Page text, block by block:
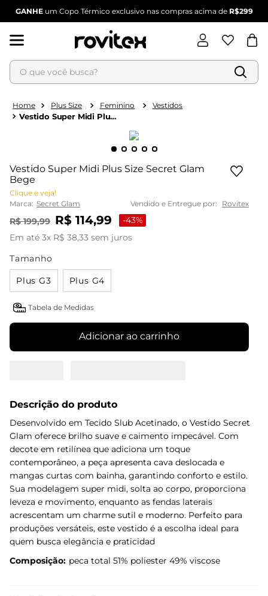
GANHEum Copo Térmico exclusivo nas compras acima de R$299
O que você busca?
Plus Size Feminino Vestidos
Vestido Super Midi Plus
Vestido Super Midi Plus Size Secret Glam
Bege
Clique e veja!
Marca: Secret Glam Vendido e Entregue por: Rovitex
R$ 199,99 R$ 114,99 -43%
Em até 3x R$ 38,33 sem juros
Tamanho
Plus G3 Plus G4
Tabela de Medidas
Adicionar ao carrinho
Descrição do produto
Desenvolvido em Tecido Slub Acetinado, o Vestido Secret
Glam oferece brilho suave e caimento impecável. Com
decote em retilínea que adiciona um toque
contemporâneo, a peça apresenta cava deslocada e
mangas curtas com bainha, garantindo conforto e estilo.
Sua modelagem super midi, solta ao corpo, proporciona
leveza e movimento, enquanto as fendas laterais
acrescentam um charme sutil e moderno. Perfeito para
produções versáteis, este vestido é a escolha ideal para
quem busca elegância e praticidad
Composição: peca total 51% poliester 49% viscose
Termos mais buscados
4º
dianna
5º
calça feminina
º conjunto feminino